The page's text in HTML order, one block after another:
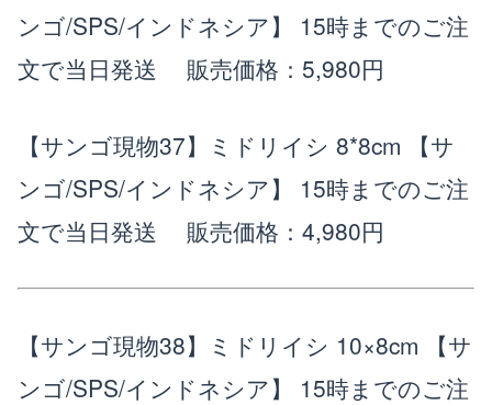
ンゴ/SPS/インドネシア】 15時までのご注
文で当日発送
販売価格：5,980円
【サンゴ現物37】ミドリイシ 8*8cm 【サ
ンゴ/SPS/インドネシア】 15時までのご注
文で当日発送
販売価格：4,980円
【サンゴ現物38】ミドリイシ 10×8cm 【サ
ンゴ/SPS/インドネシア】 15時までのご注